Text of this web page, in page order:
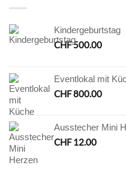
Kindergeburtstag
CHF500.00
Eventlokal mit
CHF800.00
Ausstecher Mini
CHF12.00